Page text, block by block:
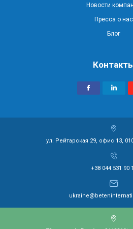
Новости
Пресса о нас
Блог
ул. Рейтарская 29, офис 13,
+38 044 531 90